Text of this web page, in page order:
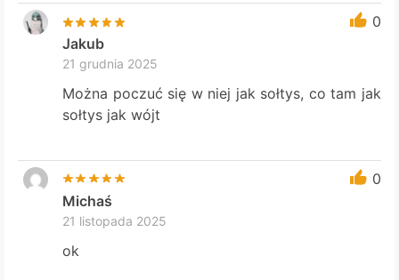
0
Jakub
21 grudnia 2025
Można poczuć się w niej jak sołtys, co tam jak
sołtys jak wójt
0
Michaś
21 listopada 2025
ok